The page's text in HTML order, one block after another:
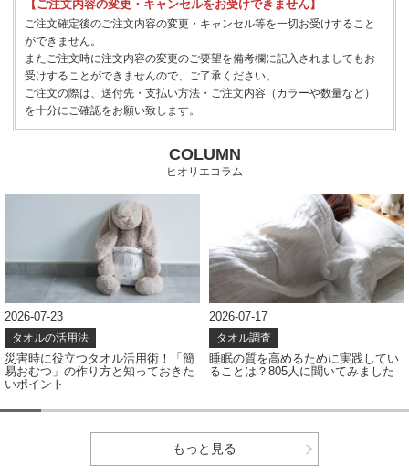
【ご注文内容の変更・キャンセルをお受けできません】
ご注文確定後のご注文内容の変更・キャンセル等を一切お受けすること
ができません。
またご注文時に注文内容の変更のご要望を備考欄に記入されましてもお
受けすることができませんので、ご了承ください。
ご注文の際は、送付先・支払い方法・ご注文内容（カラーや数量など）
を十分にご確認をお願い致します。
COLUMN
ヒオリエコラム
2026-07-23
タオルの活用法
災害時に役立つタオル活用術！「簡
易おむつ」の作り方と知っておきた
いポイント
2026-07-17
タオル調査
睡眠の質を高めるために実践してい
ることは？805人に聞いてみました
もっと見る